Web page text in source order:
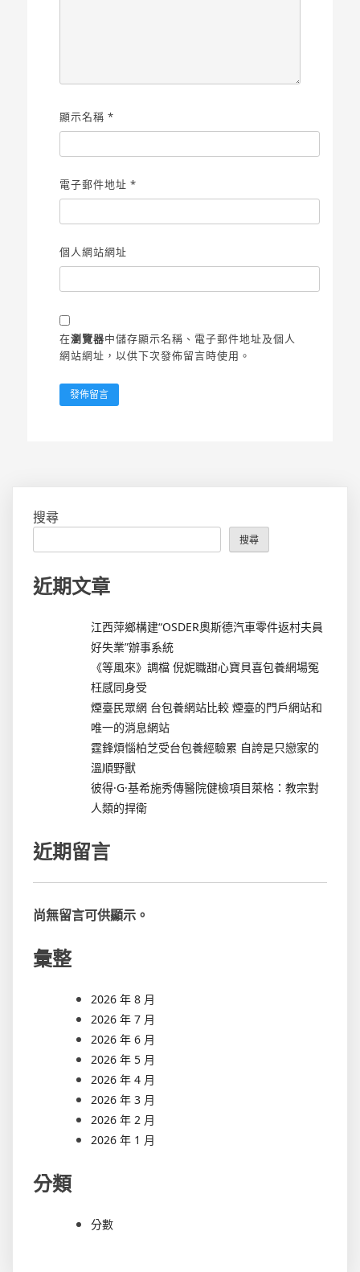
顯示名稱*
電子郵件地址*
個人網站網址
在瀏覽器中儲存顯示名稱、電子郵件地址及個人
網站網址，以供下次發佈留言時使用。
搜尋
搜尋
近期文章
江西萍鄉構建“OSDER奧斯德汽車零件返村夫員
好失業”辦事系統
《等風來》調檔 倪妮職甜心寶貝喜包養網場冤
枉感同身受
煙臺民眾網 台包養網站比較 煙臺的門戶網站和
唯一的消息網站
霆鋒煩惱柏芝受台包養經驗累 自誇是只戀家的
溫順野獸
彼得·G·基希施秀傳醫院健檢項目萊格：教宗對
人類的捍衛
近期留言
尚無留言可供顯示。
彙整
2026 年 8 月
2026 年 7 月
2026 年 6 月
2026 年 5 月
2026 年 4 月
2026 年 3 月
2026 年 2 月
2026 年 1 月
分類
分數